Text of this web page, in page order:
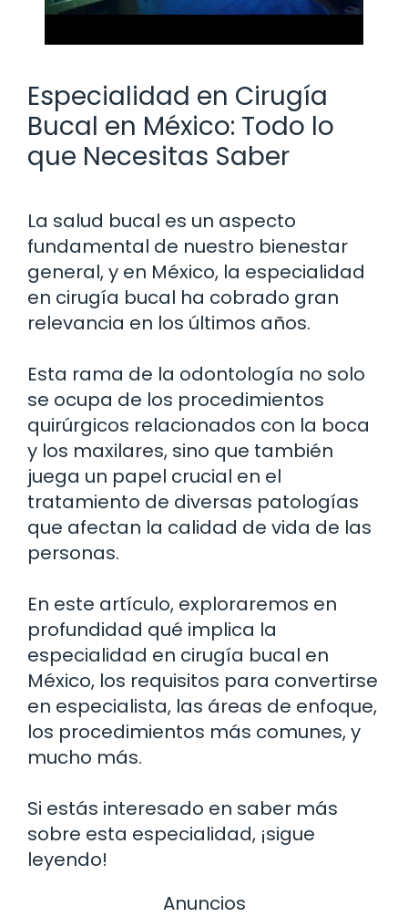
Especialidad en Cirugía
Bucal en México: Todo lo
que Necesitas Saber
La salud bucal es un aspecto
fundamental de nuestro bienestar
general, y en México, la especialidad
en cirugía bucal ha cobrado gran
relevancia en los últimos años.
Esta rama de la odontología no solo
se ocupa de los procedimientos
quirúrgicos relacionados con la boca
y los maxilares, sino que también
juega un papel crucial en el
tratamiento de diversas patologías
que afectan la calidad de vida de las
personas.
En este artículo, exploraremos en
profundidad qué implica la
especialidad en cirugía bucal en
México, los requisitos para convertirse
en especialista, las áreas de enfoque,
los procedimientos más comunes, y
mucho más.
Si estás interesado en saber más
sobre esta especialidad, ¡sigue
leyendo!
Anuncios